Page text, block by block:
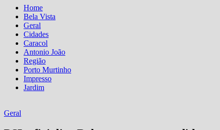
Home
Bela Vista
Geral
Cidades
Caracol
Antonio João
Região
Porto Murtinho
Impresso
Jardim
Geral